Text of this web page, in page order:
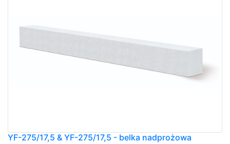
YF-275/17,5 & YF-275/17,5 - belka nadprożowa